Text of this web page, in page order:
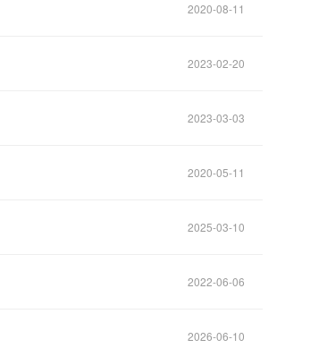
2020-08-11
2023-02-20
2023-03-03
2020-05-11
2025-03-10
2022-06-06
2026-06-10